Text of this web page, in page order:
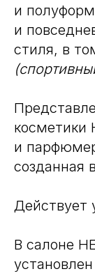
и
и
стиля, в
косметики
и
созданная
Действует
В салоне